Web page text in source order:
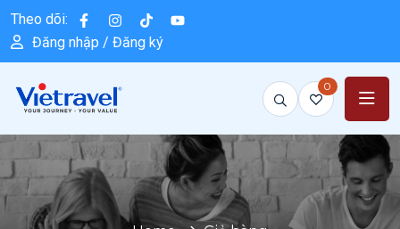
Theo dõi:
Đăng nhập / Đăng ký
0